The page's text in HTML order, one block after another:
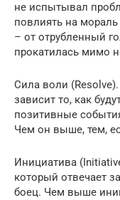
не испытывал
повлиять на
– от отрубленный
прокатилась мимо
Сила воли
зависит то, как
позитивные
Чем он выше, тем,
Инициатива
который отвечает
боец. Чем выше